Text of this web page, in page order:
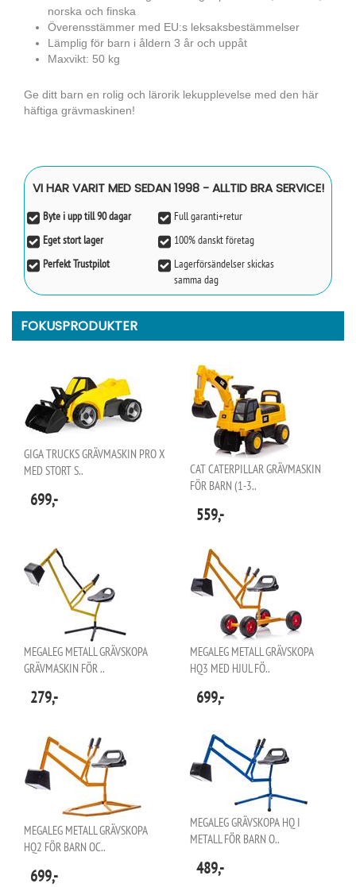
norska och finska
Överensstämmer med EU:s leksaksbestämmelser
Lämplig för barn i åldern 3 år och uppåt
Maxvikt: 50 kg
Ge ditt barn en rolig och lärorik lekupplevelse med den här
häftiga grävmaskinen!
VI HAR VARIT MED SEDAN 1998 - ALLTID BRA SERVICE!
Byte i upp till 90 dagar
Full garanti+retur
Eget stort lager
100% danskt företag
Perfekt Trustpilot
Lagerförsändelser skickas
samma dag
FOKUSPRODUKTER
GIGA TRUCKS GRÄVMASKIN PRO X
MED STORT S..
699,-
CAT CATERPILLAR GRÄVMASKIN
FÖR BARN (1-3..
559,-
MEGALEG METALL GRÄVSKOPA
GRÄVMASKIN FÖR ..
279,-
MEGALEG METALL GRÄVSKOPA
HQ3 MED HJUL FÖ..
699,-
MEGALEG METALL GRÄVSKOPA
HQ2 FÖR BARN OC..
699,-
MEGALEG GRÄVSKOPA HQ I
METALL FÖR BARN O..
489,-